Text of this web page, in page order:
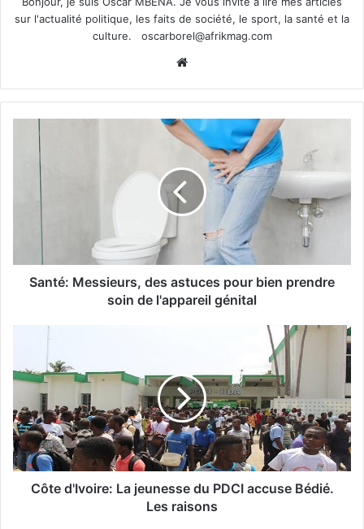
sur l'actualité politique, les faits de société, le sport, la santé et la
culture. oscarborel@afrikmag.com
Santé: Messieurs, des astuces pour bien prendre
soin de l'appareil génital
Côte d'Ivoire: La jeunesse du PDCI accuse Bédié.
Les raisons